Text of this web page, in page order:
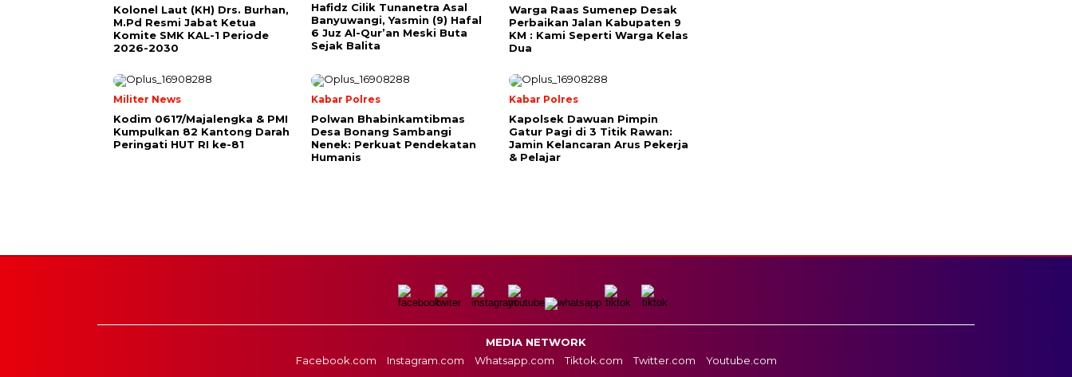
Kolonel Laut (KH) Drs. Burhan,
M.Pd Resmi Jabat Ketua
Komite SMK KAL-1 Periode
2026-2030
Hafidz Cilik Tunanetra Asal
Banyuwangi, Yasmin (9) Hafal
6 Juz Al-Qur’an Meski Buta
Sejak Balita
Warga Raas Sumenep Desak
Perbaikan Jalan Kabupaten 9
KM : Kami Seperti Warga Kelas
Dua
Militer News
Kodim 0617/Majalengka & PMI
Kumpulkan 82 Kantong Darah
Peringati HUT RI ke-81
Kabar Polres
Polwan Bhabinkamtibmas
Desa Bonang Sambangi
Nenek: Perkuat Pendekatan
Humanis
Kabar Polres
Kapolsek Dawuan Pimpin
Gatur Pagi di 3 Titik Rawan:
Jamin Kelancaran Arus Pekerja
& Pelajar
MEDIA NETWORK
Facebook.com
Instagram.com Whatsapp.com Tiktok.com Twitter.com Youtube.com